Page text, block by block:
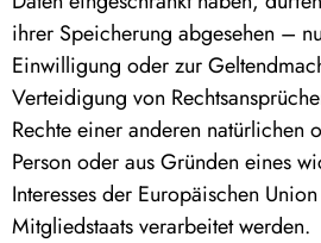
ihrer Speicherung abgesehen –
Einwilligung oder zur
Verteidigung von
Rechte einer anderen natürlichen
Person oder aus Gründen eines
Interesses der Europäischen
Mitgliedstaats verarbeitet werden.